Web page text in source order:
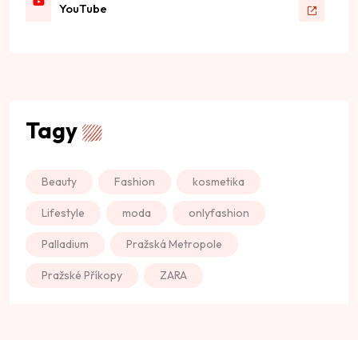
YouTube
Tagy
Beauty Fashion kosmetika
Lifestyle moda onlyfashion
Palladium Pražská Metropole
Pražské Příkopy ZARA